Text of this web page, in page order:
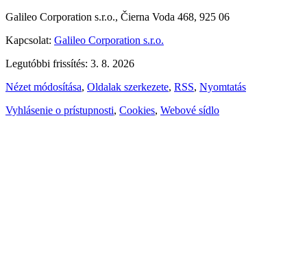
Galileo Corporation s.r.o., Čierna Voda 468, 925 06
Kapcsolat: Galileo Corporation s.r.o.
Legutóbbi frissítés: 3. 8. 2026
Nézet módosítása, Oldalak szerkezete, RSS, Nyomtatás
Vyhlásenie o prístupnosti, Cookies, Webové sídlo